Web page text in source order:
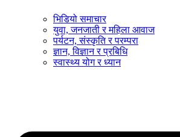
भिडियो समाचार
युवा, जनजाती र महिला आवाज
पर्यटन, संस्कृति र परम्परा
ज्ञान, विज्ञान र प्रबिधि
स्वास्थ्य योग र ध्यान